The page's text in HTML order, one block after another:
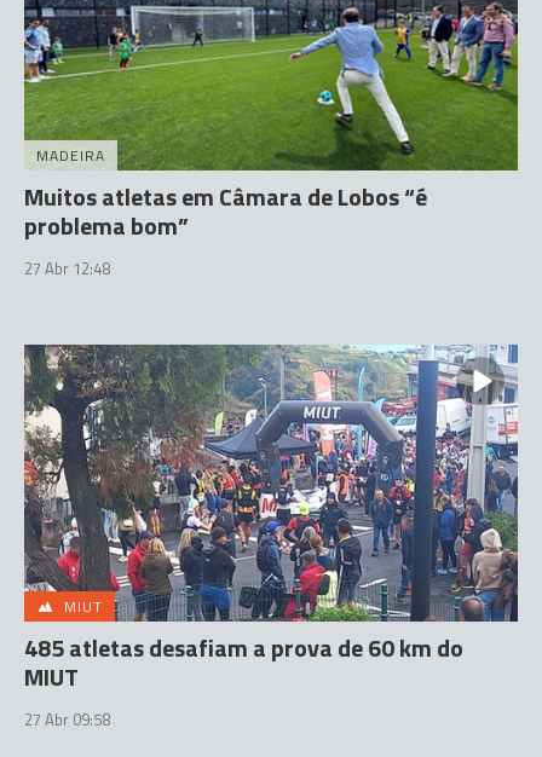
MADEIRA
Muitos atletas em Câmara de Lobos “é
problema bom”
27 Abr 12:48
MIUT
485 atletas desafiam a prova de 60 km do
MIUT
27 Abr 09:58